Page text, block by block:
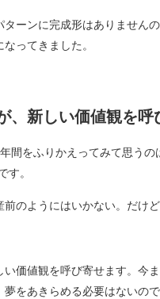
ターンに完成形はありません
ってきました。
、新しい価値観を呼
間をふりかえってみて思う
す。
のようにはいかない。だけ
い価値観を呼び寄せます。今
をあきらめる必要はないので